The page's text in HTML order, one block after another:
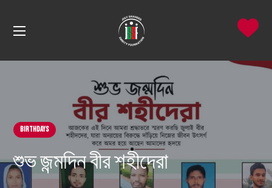
Birthdays
শুভ জন্মদিন বীর শহীদেরা